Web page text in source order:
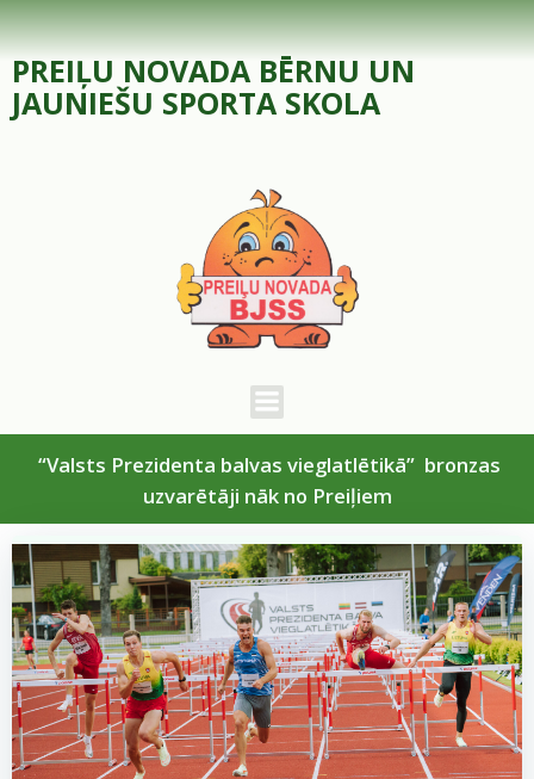
Skip
to
content
PREIĻU NOVADA BĒRNU UN
JAUNIEŠU SPORTA SKOLA
“Valsts Prezidenta balvas vieglatlētikā” bronzas
uzvarētāji nāk no Preiļiem